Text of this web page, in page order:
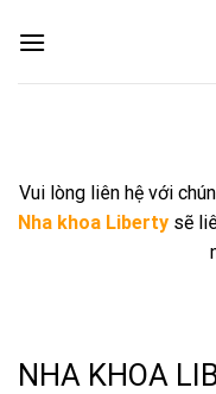
Vui lòng liên hệ với
Nha khoa Libertysẽ
NHA KHOA